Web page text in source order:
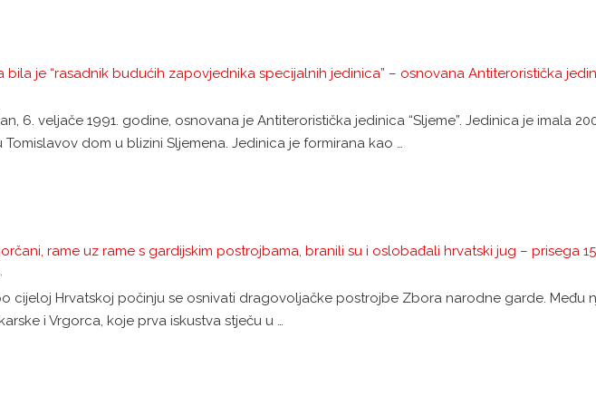
bila je “rasadnik budućih zapovjednika specijalnih jedinica” – osnovana Antiteroristička
6. veljače 1991. godine, osnovana je Antiteroristička jedinica “Sljeme”. Jedinica je imala
Tomislavov dom u blizini Sljemena. Jedinica je formirana kao …
rame uz rame s gardijskim postrojbama, branili su i oslobađali hrvatski jug – prisega
cijeloj Hrvatskoj počinju se osnivati dragovoljačke postrojbe Zbora narodne garde. Među
i Vrgorca, koje prva iskustva stječu u …